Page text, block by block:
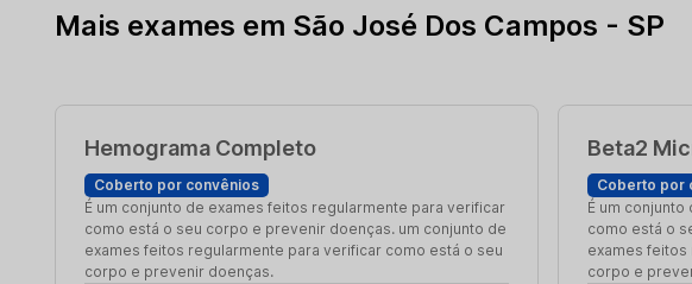
Mais exames em São José Dos Campos - SP
Hemograma Completo
Coberto por convênios
É um conjunto de exames feitos regularmente para verificar
como está o seu corpo e prevenir doenças. um conjunto de
exames feitos regularmente para verificar como está o seu
corpo e prevenir doenças.
Beta2
Coberto por
É um
como está o
exames
corpo e